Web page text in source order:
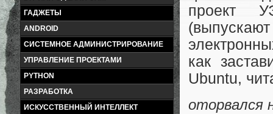
ГАДЖЕТЫ
ANDROID
СИСТЕМНОЕ АДМИНИСТРИРОВАНИЕ
УПРАВЛЕНИЕ ПРОЕКТАМИ
PYTHON
РАЗРАБОТКА
ИСКУССТВЕННЫЙ ИНТЕЛЛЕКТ
проект
как
Ubuntu,
оторвался